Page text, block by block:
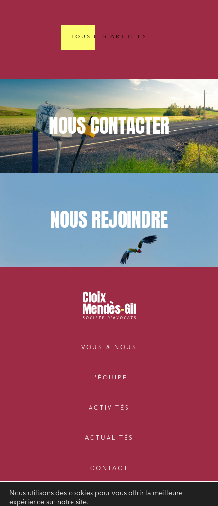
TOUS LES ARTICLES
NOUSCONTACTER
NOUSREJOINDRE
VOUS & NOUS
L'ÉQUIPE
ACTIVITÉS
ACTUALITÉS
CONTACT
Nous utilisons des cookies pour vous offrir la meilleure
expérience sur notre site.